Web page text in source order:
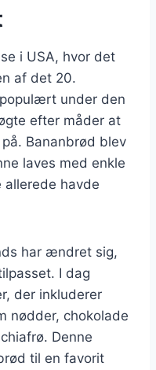
i USA, hvor det
af det 20.
under den
efter måder at
Bananbrød blev
laves med enkle
allerede havde
har ændret sig,
I dag
der inkluderer
nødder, chokolade
Denne
til en favorit